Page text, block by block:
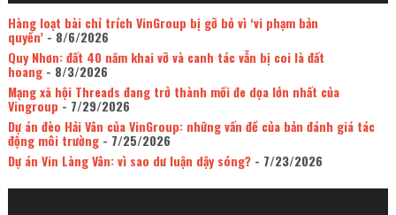
Hàng loạt bài chỉ trích VinGroup bị gỡ bỏ vì ‘vi phạm bản
quyền’- 8/6/2026
Quy Nhơn: đất 40 năm khai vỡ và canh tác vẫn bị coi là đất
hoang- 8/3/2026
Mạng xã hội Threads đang trở thành mối đe dọa lớn nhất của
Vingroup - 7/29/2026
Dự án đèo Hải Vân của VinGroup: những vấn đề của bản đánh giá tác
động môi trường- 7/25/2026
Dự án Vin Làng Vân: vì sao dư luận dậy sóng?- 7/23/2026